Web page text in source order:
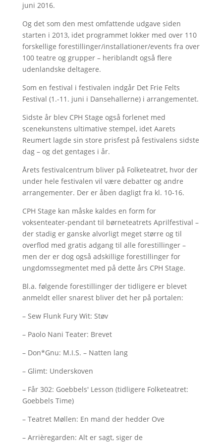
juni 2016.
Og det som den mest omfattende udgave siden
starten i 2013, idet programmet lokker med over 110
forskellige forestillinger/installationer/events fra over
100 teatre og grupper – heriblandt også flere
udenlandske deltagere.
Som en festival i festivalen indgår Det Frie Felts
Festival (1.-11. juni i Dansehallerne) i arrangementet.
Sidste år blev CPH Stage også forlenet med
scenekunstens ultimative stempel, idet Aarets
Reumert lagde sin store prisfest på festivalens sidste
dag – og det gentages i år.
Årets festivalcentrum bliver på Folketeatret, hvor der
under hele festivalen vil være debatter og andre
arrangementer. Der er åben dagligt fra kl. 10-16.
CPH Stage kan måske kaldes en form for
voksenteater-pendant til børneteatrets Aprilfestival –
der stadig er ganske alvorligt meget større og til
overflod med gratis adgang til alle forestillinger –
men der er dog også adskillige forestillinger for
ungdomssegmentet med på dette års CPH Stage.
Bl.a. følgende forestillinger der tidligere er blevet
anmeldt eller snarest bliver det her på portalen:
– Sew Flunk Fury Wit: Støv
– Paolo Nani Teater: Brevet
– Don*Gnu: M.I.S. – Natten lang
– Glimt: Underskoven
– Får 302: Goebbels' Lesson (tidligere Folketeatret:
Goebbels Time)
– Teatret Møllen: En mand der hedder Ove
– Arrièregarden: Alt er sagt, siger de